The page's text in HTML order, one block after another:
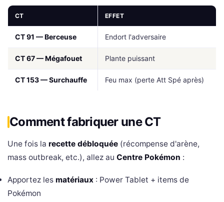
CT EFFET
CT 91 — Berceuse Endort l'adversaire
CT 67 — Mégafouet Plante puissant
CT 153 — Surchauffe Feu max (perte Att Spé après)
Comment fabriquer une CT
Une fois la recette débloquée (récompense d'arène,
mass outbreak, etc.), allez au Centre Pokémon :
Apportez les matériaux : Power Tablet + items de
Pokémon